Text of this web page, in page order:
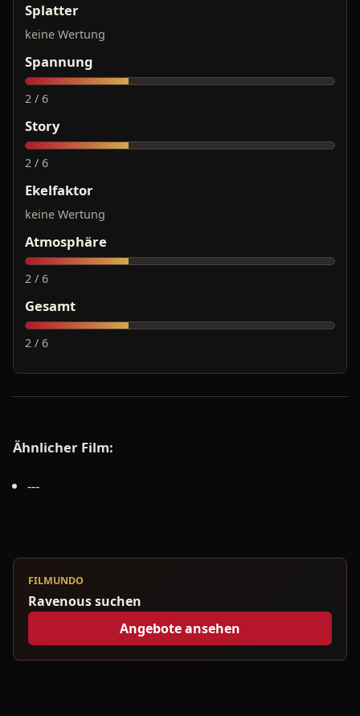
Splatter
keine Wertung
Spannung
2 / 6
Story
2 / 6
Ekelfaktor
keine Wertung
Atmosphäre
2 / 6
Gesamt
2 / 6
Ähnlicher Film:
---
FILMUNDO
Ravenous suchen
Angebote ansehen